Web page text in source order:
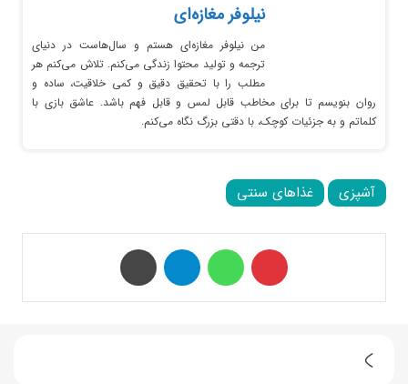
نیلوفر مغازه‌ای
من نیلوفر مغازه‌ای هستم و سال‌هاست در دنیای
ترجمه و تولید محتوا زندگی می‌کنم. تلاش می‌کنم هر
مطلب را با تحقیق دقیق و کمی خلاقیت، ساده و
روان بنویسم تا برای مخاطب قابل لمس و قابل فهم باشد. عاشق بازی با
کلماتم و به جزئیات کوچک، با دقتی بزرگ نگاه می‌کنم.
آشپزی غذاهای سنتی